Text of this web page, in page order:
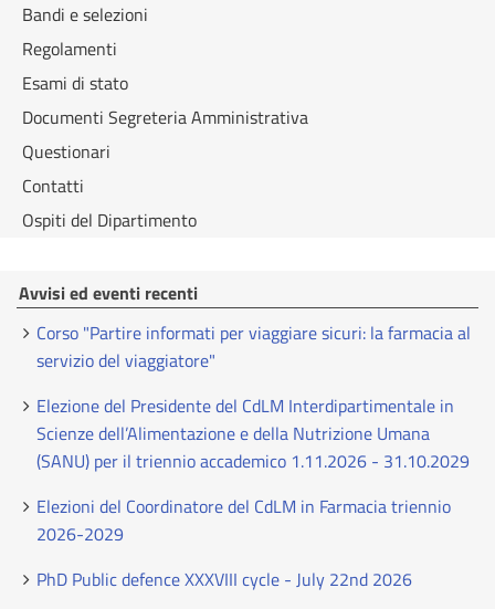
Bandi e selezioni
Regolamenti
Esami di stato
Documenti Segreteria Amministrativa
Questionari
Contatti
Ospiti del Dipartimento
Avvisi ed eventi recenti
Corso "Partire informati per viaggiare sicuri: la farmacia al
servizio del viaggiatore"
Elezione del Presidente del CdLM Interdipartimentale in
Scienze dell’Alimentazione e della Nutrizione Umana
(SANU) per il triennio accademico 1.11.2026 - 31.10.2029
Elezioni del Coordinatore del CdLM in Farmacia triennio
2026-2029
PhD Public defence XXXVIII cycle - July 22nd 2026